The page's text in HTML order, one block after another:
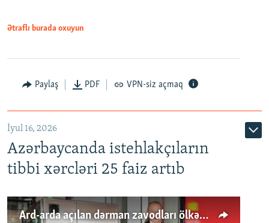
Ətraflı burada oxuyun
Paylaş PDF VPN-siz açmaq
İyul 16, 2026
Azərbaycanda istehlakçıların
tibbi xərcləri 25 faiz artıb
Ard-arda açılan dərman zavodları ölkənin tələbatını ödəyirmi?